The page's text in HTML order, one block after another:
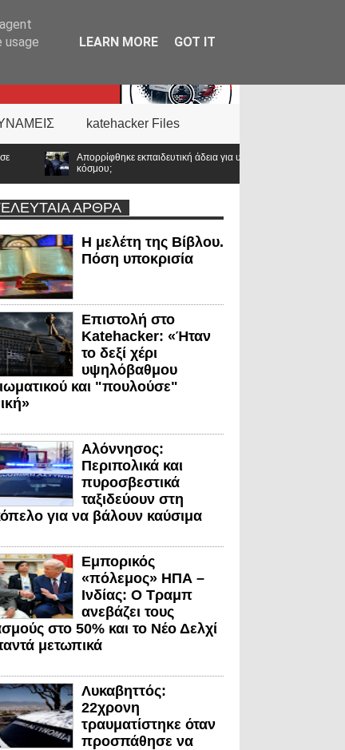
katehacker Files
άδεια για υποτροφία στο Tufts: Ποιο μήνυμα στέλνει η ΕΛ.ΑΣ. σε ένα
ΑΡΘΡΑ
Η μελέτη της Βίβλου.
Πόση υποκρισία
Επιστολή στο
Katehacker: «Ήταν
το δεξί χέρι
υψηλόβαθμου
και "πουλούσε"
Αλόννησος:
Περιπολικά και
πυροσβεστικά
ταξιδεύουν στη
για να βάλουν καύσιμα
Εμπορικός
«πόλεμος» ΗΠΑ –
Ινδίας: Ο Τραμπ
ανεβάζει τους
στο 50% και το Νέο Δελχί
μετωπικά
Λυκαβηττός:
22χρονη
τραυματίστηκε όταν
προσπάθησε να
usage
LEARN MORE GOT IT